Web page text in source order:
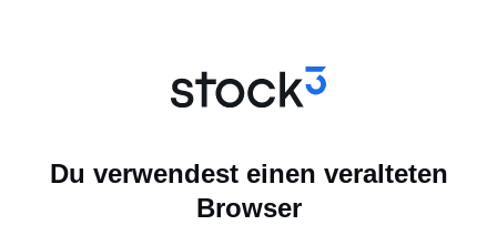
Du verwendest einen veralteten
Browser